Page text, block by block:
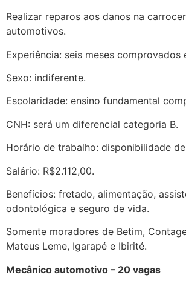
Realizar reparos aos danos na
automotivos.
Experiência: seis meses comprovados
Sexo: indiferente.
Escolaridade: ensino fundamental
CNH: será um diferencial categoria B.
Horário de trabalho: disponibilidade
Salário: R$2.112,00.
Benefícios: fretado, alimentação,
odontológica e seguro de vida.
Somente moradores de Betim,
Mateus Leme, Igarapé e Ibirité.
Mecânico automotivo – 20 vagas